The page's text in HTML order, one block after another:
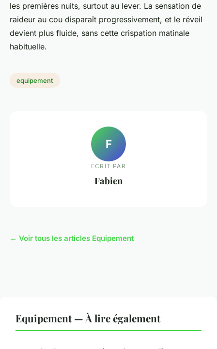
les premières nuits, surtout au lever. La sensation de
raideur au cou disparaît progressivement, et le réveil
devient plus fluide, sans cette crispation matinale
habituelle.
equipement
F
ECRIT PAR
Fabien
← Voir tous les articles Equipement
Equipement — À lire également